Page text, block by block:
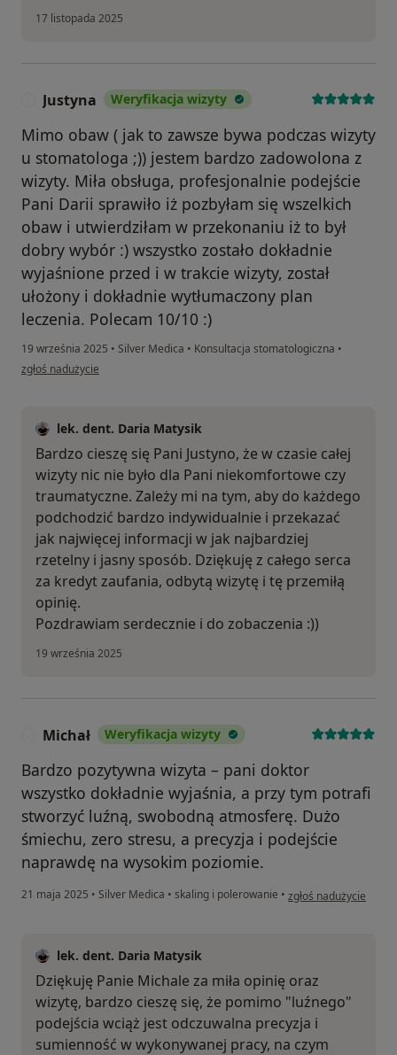
17 listopada 2025
Justyna Weryfikacja wizyty
Mimo obaw ( jak to zawsze bywa podczas wizyty
u stomatologa ;)) jestem bardzo zadowolona z
wizyty. Miła obsługa, profesjonalnie podejście
Pani Darii sprawiło iż pozbyłam się wszelkich
obaw i utwierdziłam w przekonaniu iż to był
dobry wybór :) wszystko zostało dokładnie
wyjaśnione przed i w trakcie wizyty, został
ułożony i dokładnie wytłumaczony plan
leczenia. Polecam 10/10 :)
19 września 2025 • Silver Medica • Konsultacja stomatologiczna •
w opinii użytkownika Justyna
zgłoś nadużycie
lek. dent. Daria Matysik
Bardzo cieszę się Pani Justyno, że w czasie całej
wizyty nic nie było dla Pani niekomfortowe czy
traumatyczne. Zależy mi na tym, aby do każdego
podchodzić bardzo indywidualnie i przekazać
jak najwięcej informacji w jak najbardziej
rzetelny i jasny sposób. Dziękuję z całego serca
za kredyt zaufania, odbytą wizytę i tę przemiłą
opinię.
Pozdrawiam serdecznie i do zobaczenia :))
19 września 2025
Michał Weryfikacja wizyty
Bardzo pozytywna wizyta – pani doktor
wszystko dokładnie wyjaśnia, a przy tym potrafi
stworzyć luźną, swobodną atmosferę. Dużo
śmiechu, zero stresu, a precyzja i podejście
naprawdę na wysokim poziomie.
21 maja 2025 • Silver Medica • skaling i polerowanie • w opinii użytkownika
zgłoś nadużycie
lek. dent. Daria Matysik
Dziękuję Panie Michale za miła opinię oraz
wizytę, bardzo cieszę się, że pomimo "luźnego"
podejścia wciąż jest odczuwalna precyzja i
sumienność w wykonywanej pracy, na czym